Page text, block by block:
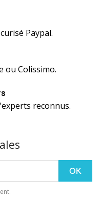
Paypal.
ou Colissimo.
reconnus.